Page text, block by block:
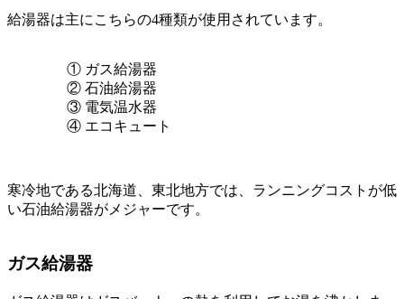
給湯器は主にこちらの4種類が使用されています。
① ガス給湯器
② 石油給湯器
③ 電気温水器
④ エコキュート
寒冷地である北海道、東北地方では、ランニングコストが低
い石油給湯器がメジャーです。
ガス給湯器